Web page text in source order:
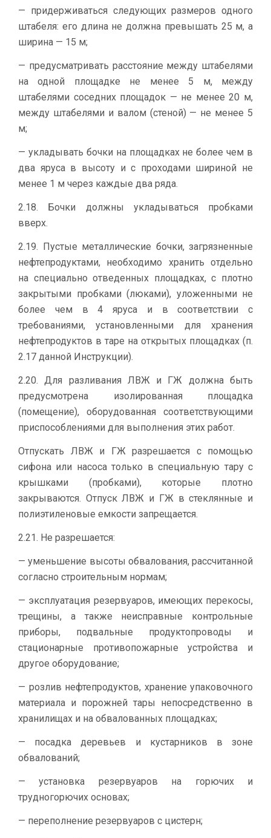
— придерживаться следующих размеров одного
штабеля: его длина не должна превышать 25 м, а
ширина — 15 м;
— предусматривать расстояние между штабелями
на одной площадке не менее 5 м, между
штабелями соседних площадок — не менее 20 м,
между штабелями и валом (стеной) — не менее 5
м;
— укладывать бочки на площадках не более чем в
два яруса в высоту и с проходами шириной не
менее 1 м через каждые два ряда.
2.18. Бочки должны укладываться пробками
вверх.
2.19. Пустые металлические бочки, загрязненные
нефтепродуктами, необходимо хранить отдельно
на специально отведенных площадках, с плотно
закрытыми пробками (люками), уложенными не
более чем в 4 яруса и в соответствии с
требованиями, установленными для хранения
нефтепродуктов в таре на открытых площадках (п.
2.17 данной Инструкции).
2.20. Для разливания ЛВЖ и ГЖ должна быть
предусмотрена изолированная площадка
(помещение), оборудованная соответствующими
приспособлениями для выполнения этих работ.
Отпускать ЛВЖ и ГЖ разрешается с помощью
сифона или насоса только в специальную тару с
крышками (пробками), которые плотно
закрываются. Отпуск ЛВЖ и ГЖ в стеклянные и
полиэтиленовые емкости запрещается.
2.21. Не разрешается:
— уменьшение высоты обвалования, рассчитанной
согласно строительным нормам;
— эксплуатация резервуаров, имеющих перекосы,
трещины, а также неисправные контрольные
приборы, подвальные продуктопроводы и
стационарные противопожарные устройства и
другое оборудование;
— розлив нефтепродуктов, хранение упаковочного
материала и порожней тары непосредственно в
хранилищах и на обвалованных площадках;
— посадка деревьев и кустарников в зоне
обвалований;
— установка резервуаров на горючих и
трудногорючих основах;
— переполнение резервуаров с цистерн;